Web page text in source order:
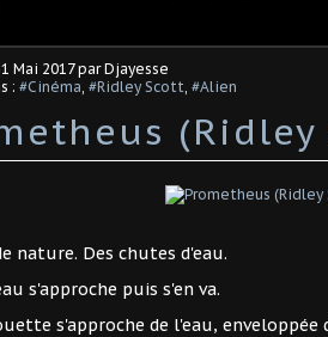
Mai 2017par Djayesse
: #Cinéma #Ridley Scott #Alien
(Ridley
nature. Des chutes d'eau.
s'approche puis s'en va.
s'approche de l'eau, enveloppée